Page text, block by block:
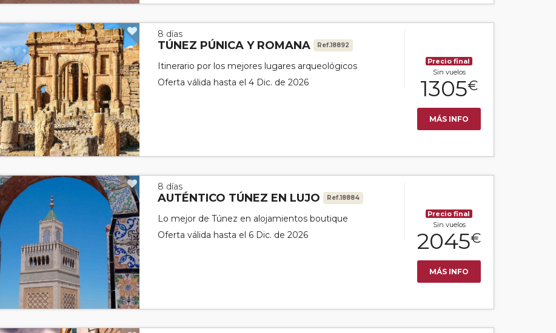
8 días
TÚNEZ PÚNICA Y ROMANA Ref.18892
Itinerario por los mejores lugares arqueológicos
Oferta válida hasta el 4 Dic. de 2026
Precio final
Sin vuelos
1305€
MÁS INFO
8 días
AUTÉNTICO TÚNEZ EN LUJO Ref.18884
Lo mejor de Túnez en alojamientos boutique
Oferta válida hasta el 6 Dic. de 2026
Precio final
Sin vuelos
2045€
MÁS INFO